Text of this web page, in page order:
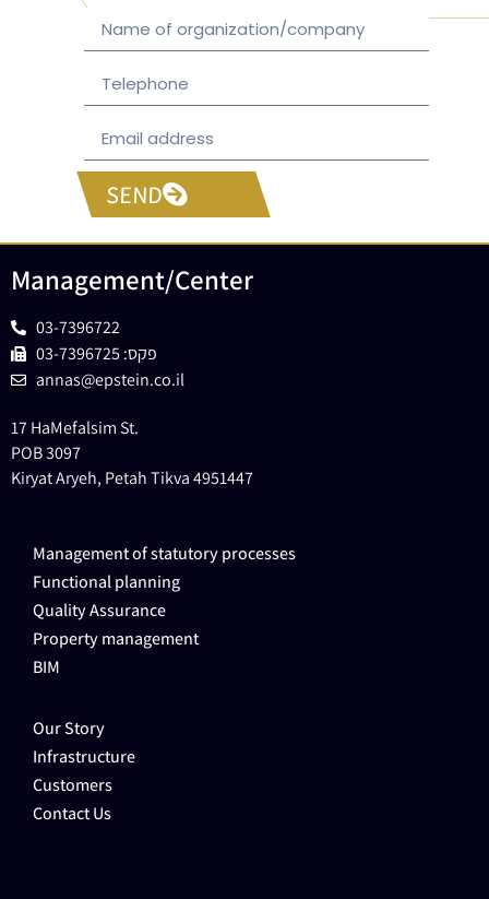
SEND
Management/Center
03-7396722
פקס: 03-7396725
annas@epstein.co.il
17 HaMefalsim St.
POB 3097
Kiryat Aryeh, Petah Tikva 4951447
Management of statutory processes
Functional planning
Quality Assurance
Property management
BIM
Our Story
Infrastructure
Customers
Contact Us